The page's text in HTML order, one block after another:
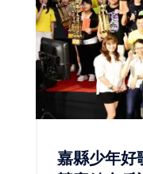
嘉縣少年好